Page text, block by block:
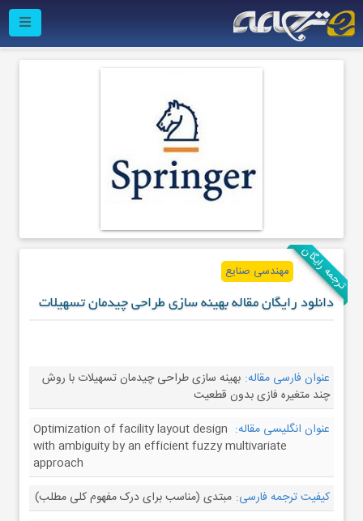
ترجمه رایگان مهندسی صنایع
دانلود رایگان مقاله بهینه سازی طراحی چیدمان تسهیلات
عنوان فارسی مقاله: بهینه سازی طراحی چیدمان تسهیلات با روش
چند متغیره فازی بدون قطعیت
عنوان انگلیسی مقاله: Optimization of facility layout design
with ambiguity by an efficient fuzzy multivariate
approach
کیفیت ترجمه فارسی: مبتدی (مناسب برای درک مفهوم کلی مطلب)